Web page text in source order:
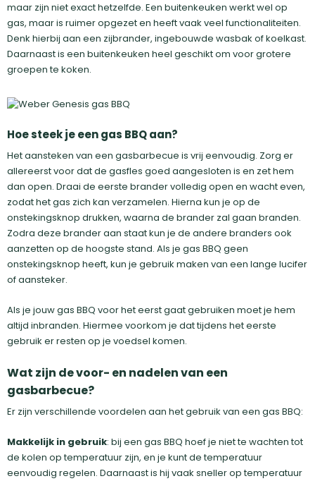
maar zijn niet exact hetzelfde. Een buitenkeuken werkt wel op
gas, maar is ruimer opgezet en heeft vaak veel functionaliteiten.
Denk hierbij aan een zijbrander, ingebouwde wasbak of koelkast.
Daarnaast is een buitenkeuken heel geschikt om voor grotere
groepen te koken.
Hoe steek je een gas BBQ aan?
Het aansteken van een gasbarbecue is vrij eenvoudig. Zorg er
allereerst voor dat de gasfles goed aangesloten is en zet hem
dan open. Draai de eerste brander volledig open en wacht even,
zodat het gas zich kan verzamelen. Hierna kun je op de
onstekingsknop drukken, waarna de brander zal gaan branden.
Zodra deze brander aan staat kun je de andere branders ook
aanzetten op de hoogste stand. Als je gas BBQ geen
onstekingsknop heeft, kun je gebruik maken van een lange lucifer
of aansteker.
Als je jouw gas BBQ voor het eerst gaat gebruiken moet je hem
altijd inbranden. Hiermee voorkom je dat tijdens het eerste
gebruik er resten op je voedsel komen.
Wat zijn de voor- en nadelen van een
gasbarbecue?
Er zijn verschillende voordelen aan het gebruik van een gas BBQ:
Makkelijk in gebruik: bij een gas BBQ hoef je niet te wachten tot
de kolen op temperatuur zijn, en je kunt de temperatuur
eenvoudig regelen. Daarnaast is hij vaak sneller op temperatuur